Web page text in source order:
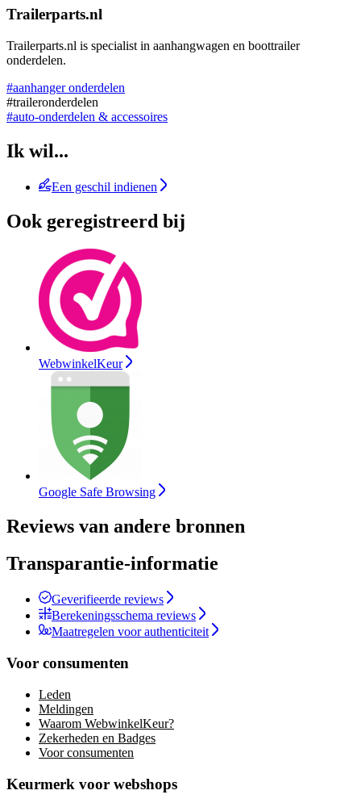
Trailerparts.nl
Trailerparts.nl is specialist in aanhangwagen en boottrailer
onderdelen.
#aanhanger onderdelen
#traileronderdelen
#auto-onderdelen & accessoires
Ik wil...
Een geschil indienen
Ook geregistreerd bij
WebwinkelKeur
Google Safe Browsing
Reviews van andere bronnen
Transparantie-informatie
Geverifieerde reviews
Berekeningsschema reviews
Maatregelen voor authenticiteit
Voor consumenten
Leden
Meldingen
Waarom WebwinkelKeur?
Zekerheden en Badges
Voor consumenten
Keurmerk voor webshops